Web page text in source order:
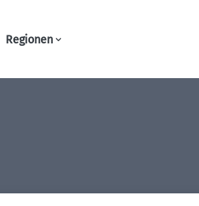
Regionen